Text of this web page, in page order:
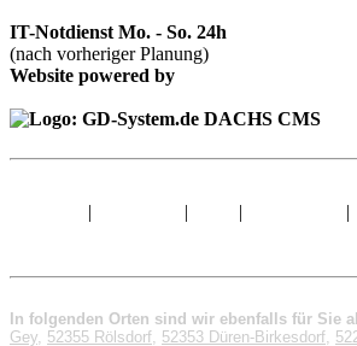
IT-Notdienst Mo. - So. 24h
(nach vorheriger Planung)
Website powered by
| | | |
In folgenden Orten sind wir ebenfalls für Sie
Gey 52355 Rölsdorf 52353 Düren-Birkesdorf